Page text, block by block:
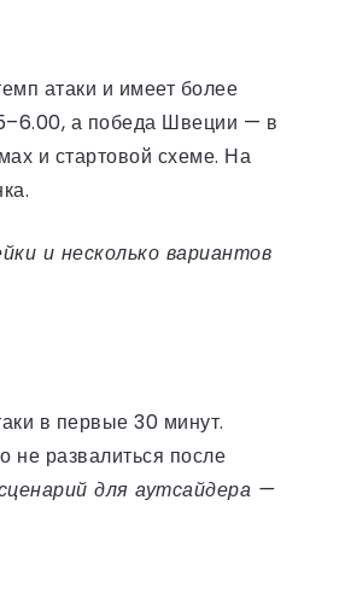
атаки и имеет более
а победа Швеции — в
и стартовой схеме. На
и несколько вариантов
в первые 30 минут.
развалиться после
для аутсайдера —